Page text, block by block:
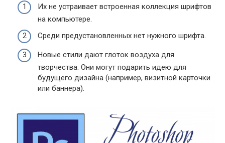
Их не устраивает встроенная коллекция шрифтов
на компьютере.
Среди предустановленных нет нужного шрифта.
Новые стили дают глоток воздуха для
творчества. Они могут подарить идею для
будущего дизайна (например, визитной карточки
или баннера).